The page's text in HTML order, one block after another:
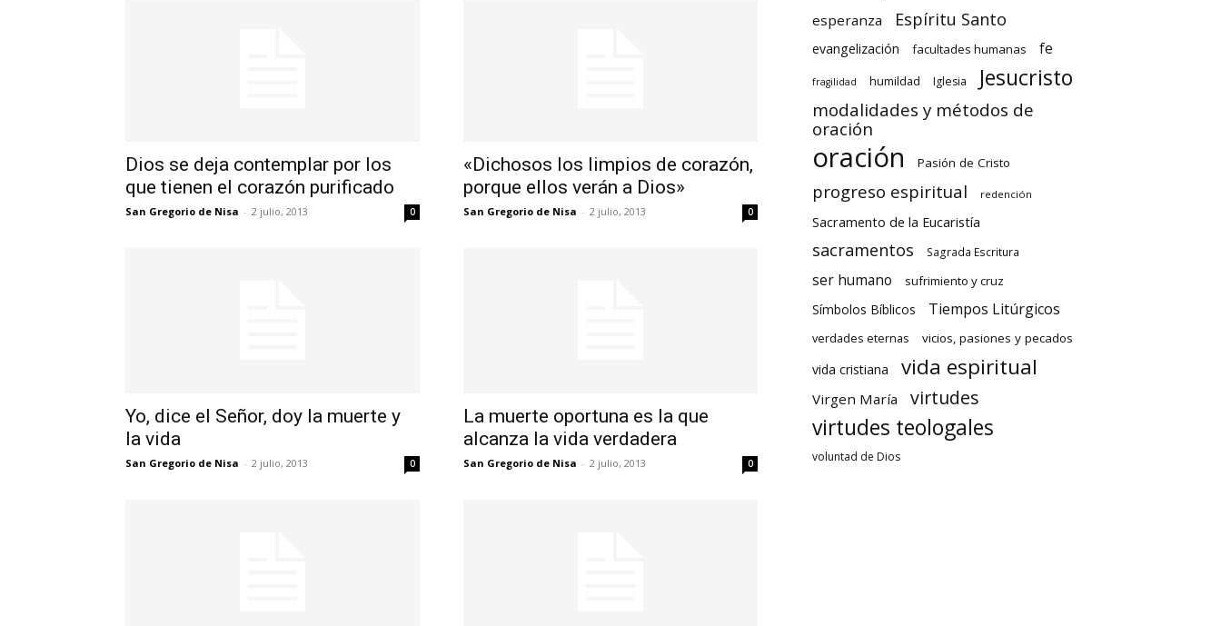
Dios se deja contemplar por los
que tienen el corazón purificado
San Gregorio de Nisa - 2 julio, 2013 0
«Dichosos los limpios de corazón,
porque ellos verán a Dios»
San Gregorio de Nisa - 2 julio, 2013 0
Yo, dice el Señor, doy la muerte y
la vida
San Gregorio de Nisa - 2 julio, 2013 0
La muerte oportuna es la que
alcanza la vida verdadera
San Gregorio de Nisa - 2 julio, 2013 0
esperanza Espíritu Santo
evangelización facultades humanas fe
fragilidad humildad Iglesia Jesucristo
modalidades y métodos de
oración
oración Pasión de Cristo
progreso espiritual redención
Sacramento de la Eucaristía
sacramentos Sagrada Escritura
ser humano sufrimiento y cruz
Símbolos Bíblicos Tiempos Litúrgicos
verdades eternas vicios, pasiones y pecados
vida cristiana vida espiritual
Virgen María virtudes
virtudes teologales
voluntad de Dios